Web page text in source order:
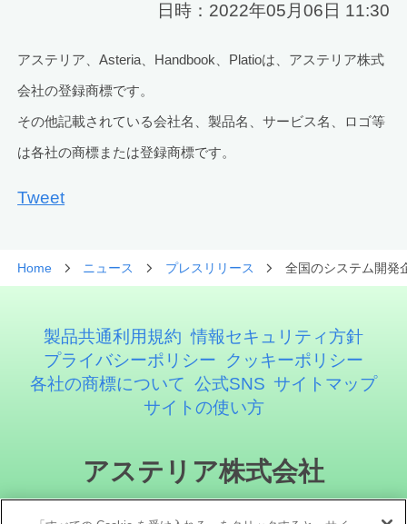
日時：2022年05月06日 11:30
アステリア、Asteria、Handbook、Platioは、アステリア株式
会社の登録商標です。
その他記載されている会社名、製品名、サービス名、ロゴ等
は各社の商標または登録商標です。
Tweet
Home ニュース プレスリリース 全国のシステム開発
製品共通利用規約 情報セキュリティ方針
プライバシーポリシー
クッキーポリシー
各社の商標について 公式SNS サイトマップ
サイトの使い方
アステリア株式会社